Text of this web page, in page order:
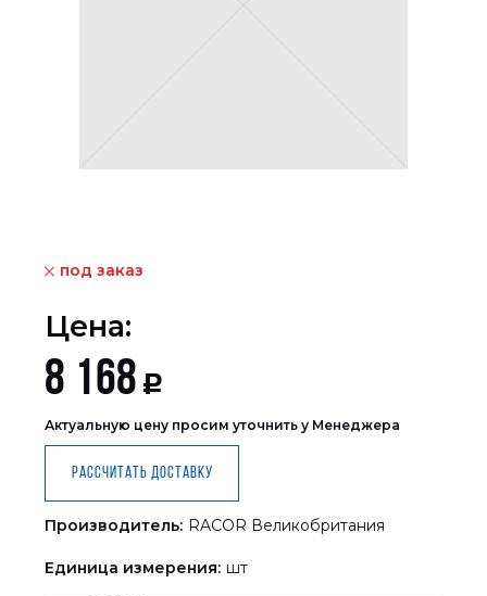
под заказ
Цена:
8 168 Р
Актуальную цену просим уточнить у Менеджера
Рассчитать доставку
Производитель: RACOR Великобритания
Единица измерения: шт